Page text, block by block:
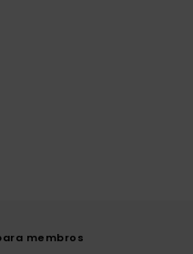
membros